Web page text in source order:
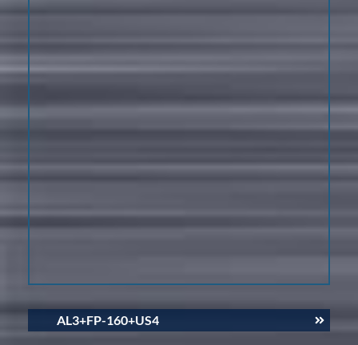
AL3+FP-160+US4